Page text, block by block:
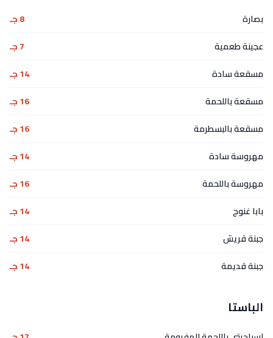
بصارة
8 جـ
عجينة طعمية
7 جـ
مسقعة سادة
14 جـ
مسقعة باللحمة
16 جـ
مسقعة بالبسطرمة
16 جـ
مهروسة سادة
14 جـ
مهروسة باللحمة
16 جـ
بابا غنوج
14 جـ
جبنة قريش
14 جـ
جبنة قديمة
14 جـ
الباستا